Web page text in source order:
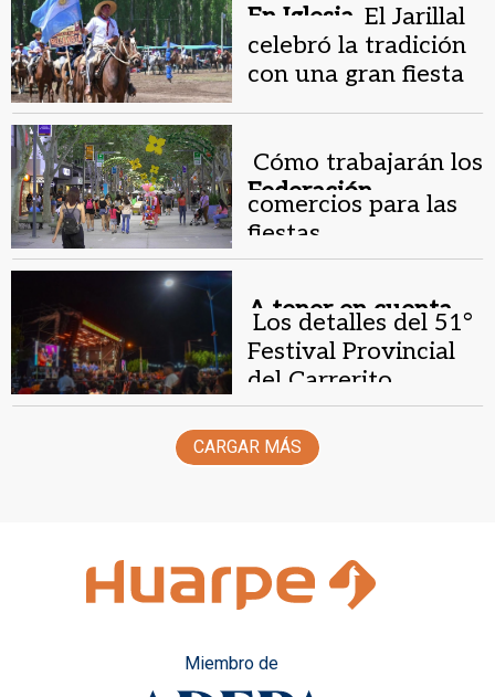
En Iglesia. El Jarillal
celebró la tradición
con una gran fiesta
Federación
Económica.
Cómo trabajarán los
comercios para las
fiestas
A tener en cuenta.
Los detalles del 51°
Festival Provincial
del Carrerito
Sanjuanino
CARGAR MÁS
Miembro de